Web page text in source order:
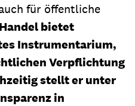
für öffentliche
bietet
Instrumentarium,
Verpflichtung
stellt er unter
in